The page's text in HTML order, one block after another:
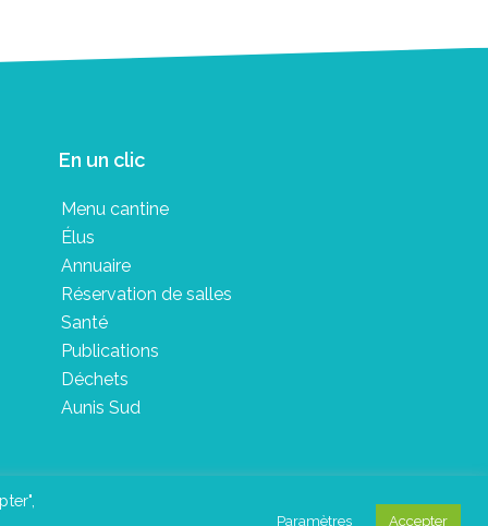
En un clic
Menu cantine
Élus
Annuaire
Réservation de salles
Santé
Publications
Déchets
Aunis Sud
Paramètres Accepter